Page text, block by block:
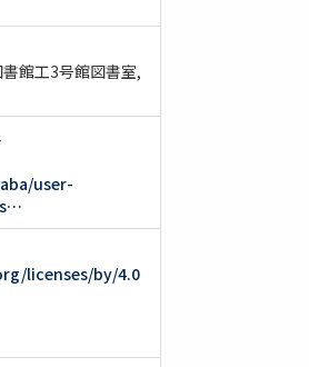
館工3号館図書室
user-
licenses/by/4.0